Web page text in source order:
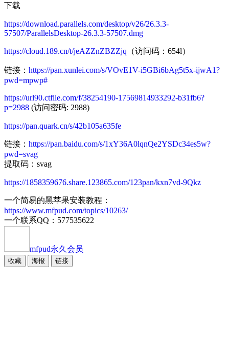
下载
https://download.parallels.com/desktop/v26/26.3.3-
57507/ParallelsDesktop-26.3.3-57507.dmg
https://cloud.189.cn/t/jeAZZnZBZZjq （访问码：654l）
链接： https://pan.xunlei.com/s/VOvE1V-i5GBi6bAg5t5x-ijwA1?
pwd=mpwp#
https://url90.ctfile.com/f/38254190-17569814933292-b31fb6?
p=2988 (访问密码: 2988)
https://pan.quark.cn/s/42b105a635fe
链接： https://pan.baidu.com/s/1xY36A0lqnQe2YSDc34es5w?
pwd=svag
提取码：svag
https://1858359676.share.123865.com/123pan/kxn7vd-9Qkz
一个简易的黑苹果安装教程：
https://www.mfpud.com/topics/10263/
一个联系QQ：577535622
mfpud永久会员
收藏 海报 链接